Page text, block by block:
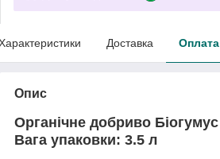
Доставка Оплата
Опис
Органічне добриво Біогумус
Вага упаковки: 3.5 л